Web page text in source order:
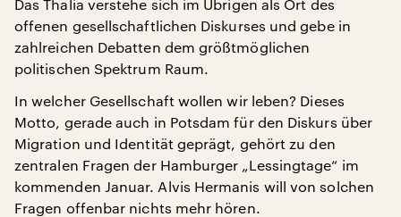
Das Thalia verstehe sich im Übrigen als Ort des
offenen gesellschaftlichen Diskurses und gebe in
zahlreichen Debatten dem größtmöglichen
politischen Spektrum Raum.
In welcher Gesellschaft wollen wir leben? Dieses
Motto, gerade auch in Potsdam für den Diskurs über
Migration und Identität geprägt, gehört zu den
zentralen Fragen der Hamburger „Lessingtage“ im
kommenden Januar. Alvis Hermanis will von solchen
Fragen offenbar nichts mehr hören.